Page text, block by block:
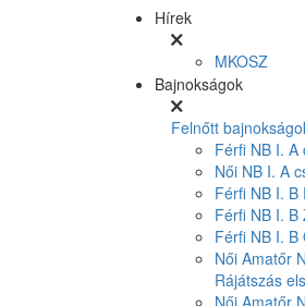
Hírek
MKOSZ
Bajnokságok
Felnőtt
Férfi NB I. A
Női NB I. A
Férfi NB I. B
Férfi NB I.
Férfi NB I. B
Női Amatőr
Rájátszás
Női Amatőr